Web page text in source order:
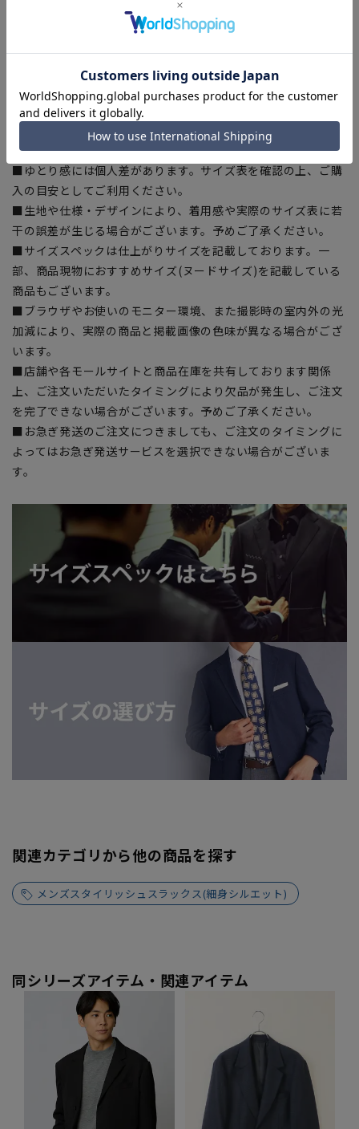
品となります。裾上げテープは当サイトでご購入いただけま
裾上げテープ:SUSOTAPE010
※こちらの商品は在庫切れの場合がございます。
【商品に関するご注意】
■商品画像はサンプルのため、色味やサイズ等の仕様に変更が
ある場合がございますので、予めご了承ください。
■ゆとり感には個人差があります。サイズ表を確認の上、ご購
入の目安としてご利用ください。
■生地や仕様・デザインにより、着用感や実際のサイズ表に若
干の誤差が生じる場合がございます。予めご了承ください。
■サイズスペックは仕上がりサイズを記載しております。一
部、商品現物におすすめサイズ(ヌードサイズ)を記載している
商品もございます。
■ブラウザやお使いのモニター環境、また撮影時の室内外の光
加減により、実際の商品と掲載画像の色味が異なる場合がござ
います。
■店舗や各モールサイトと商品在庫を共有しております関係
上、ご注文いただいたタイミングにより欠品が発生し、ご注文
を完了できない場合がございます。予めご了承ください。
■お急ぎ発送のご注文につきましても、ご注文のタイミングに
よってはお急ぎ発送サービスを選択できない場合がございま
す。
関連カテゴリから他の商品を探す
メンズスタイリッシュスラックス(細身シルエット)
同シリーズアイテム・関連アイテム